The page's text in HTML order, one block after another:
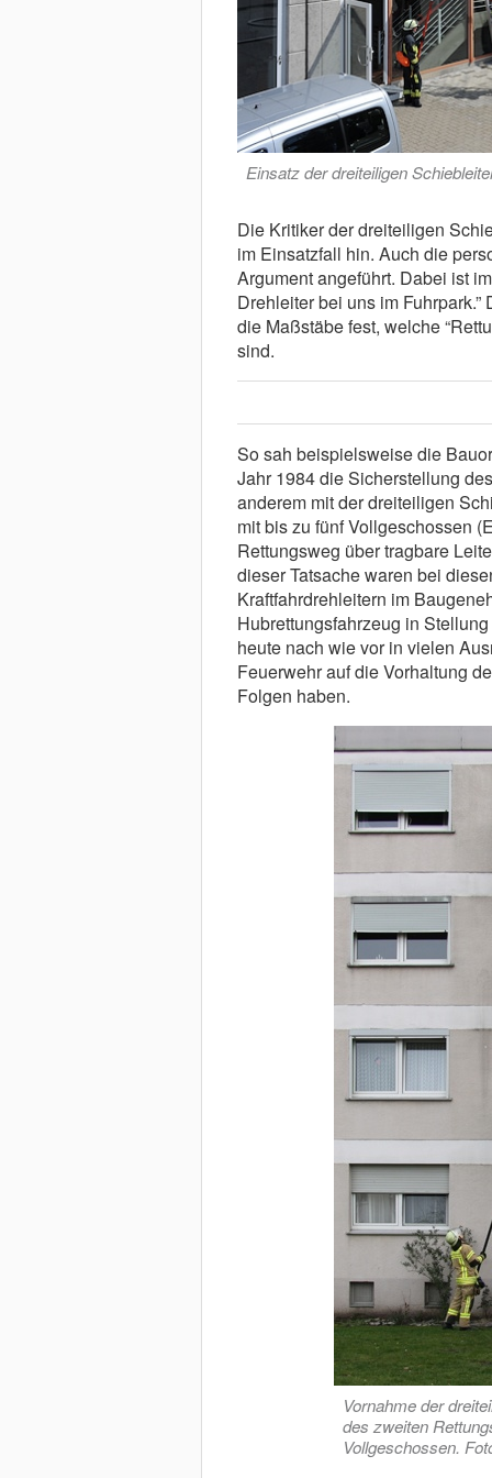
Einsatz der dreiteiligen
Die Kritiker der dreiteiligen
im Einsatzfall hin. Auch die
Argument angeführt. Dabei ist
Drehleiter bei uns im
die Maßstäbe fest, welche
sind.
So sah beispielsweise die
Jahr 1984 die Sicherstellung
anderem mit der dreiteiligen
mit bis zu fünf Vollgeschossen
Rettungsweg über tragbare
dieser Tatsache waren bei
Kraftfahrdrehleitern im
Hubrettungsfahrzeug in
heute nach wie vor in vielen
Feuerwehr auf die Vorhaltung
Folgen haben.
Vornahme der
des zweiten
Vollgeschossen.